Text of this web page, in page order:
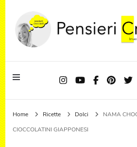
Pensieri
Home Ricette Dolci
NAMA
CIOCCOLATINI GIAPPONESI